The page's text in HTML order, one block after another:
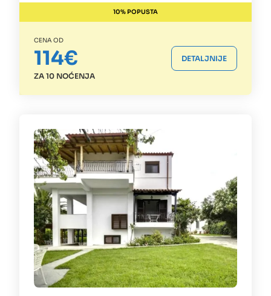
10% POPUSTA
CENA OD
114€
ZA 10 NOĆENJA
DETALJNIJE